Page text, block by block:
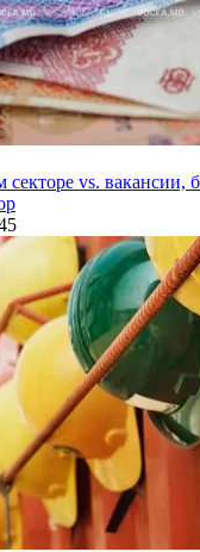
секторе vs. вакансии,